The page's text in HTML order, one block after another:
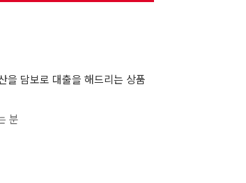
을 담보로 대출을 해드리는 상품
분